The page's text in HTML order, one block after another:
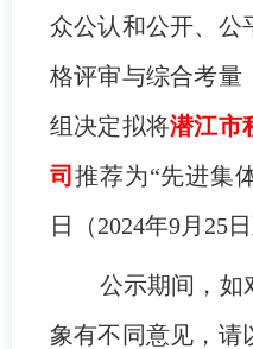
众公认和公开、公
格评审与综合考量
组决定拟将潜江市
司 推荐为“先进集
日（2024年9月25
公示期间，如
象有不同意见，请